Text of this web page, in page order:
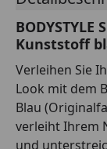
Kunststoff
Verleihen Sie
Look mit dem
Blau
verleiht Ihrem
und